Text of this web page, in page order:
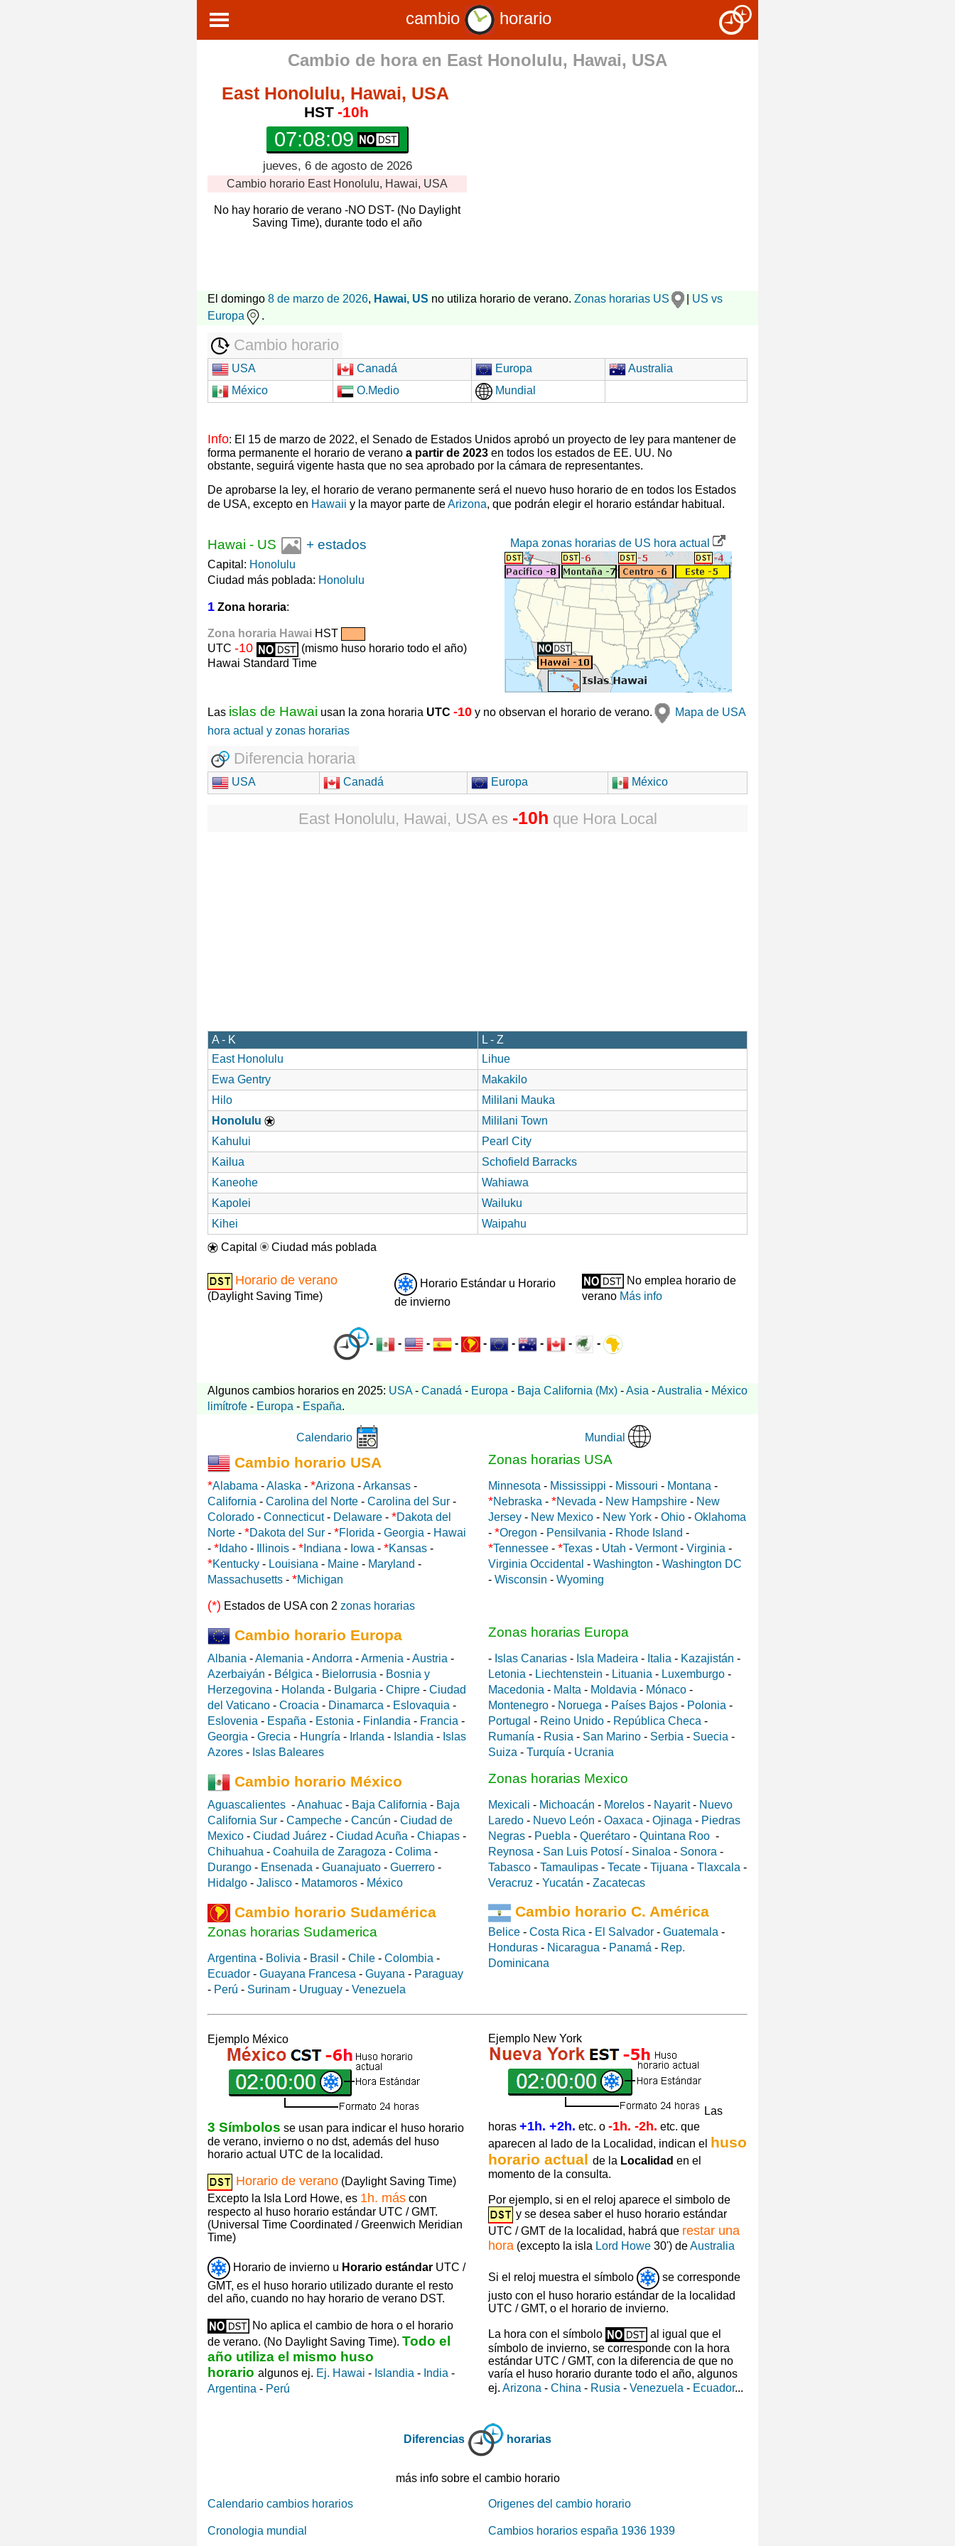
cambio horario
Cambio de hora en East Honolulu, Hawai, USA
East Honolulu, Hawai, USA
HST -10h
07:08:10
jueves, 6 de agosto de 2026
Cambio horario East Honolulu, Hawai, USA
No hay horario de verano -NO DST- (No Daylight
Saving Time), durante todo el año
El domingo 8 de marzo de 2026, Hawai, US no utiliza horario de verano. Zonas horarias US
US vs
Europa
.
Cambio horario
USA Canadá Europa
Australia
México
O.Medio Mundial
Info: El 15 de marzo de 2022, el Senado de Estados Unidos aprobó un proyecto de ley para mantener de
forma permanente el horario de verano a partir de 2023 en todos los estados de EE. UU. No
obstante, seguirá vigente hasta que no sea aprobado por la cámara de representantes.
De aprobarse la ley, el horario de verano permanente será el nuevo huso horario de en todos los Estados
de USA, excepto en Hawaii y la mayor parte deArizona, que podrán elegir el horario estándar habitual.
Hawai - US + estados
Capital: Honolulu
Ciudad más poblada: Honolulu
1 Zona horaria:
Zona horaria Hawai HST
UTC -10
(mismo huso horario todo el año)
Hawai Standard Time
Mapa zonas horarias de US hora actual
Las islas de Hawai usan la zona horaria UTC -10 y no observan el horario de verano.
Mapa de USA
hora actual y zonas horarias
Diferencia horaria
USA Canadá Europa México
East Honolulu, Hawai, USAes -10h que Hora Local
A - K
L - Z
East Honolulu
Lihue
Ewa Gentry
Makakilo
Hilo
Mililani Mauka
Honolulu
Mililani Town
Kahului
Pearl City
Kailua
Schofield Barracks
Kaneohe
Wahiawa
Kapolei
Wailuku
Kihei
Waipahu
Capital
Ciudad más poblada
Horario de verano
(Daylight Saving Time)
Horario Estándar u Horario
de invierno
No emplea horario de
verano Más info
- - - - - - - - -
Algunos cambios horarios en 2025: USA- Canadá - Europa - Baja California (Mx) -Asia -Australia - México
limítrofe - Europa - España.
Calendario Mundial
Cambio horario USA Zonas horarias USA
*Alabama -Alaska - *Arizona -Arkansas -
California - Carolina del Norte - Carolina del Sur -
Colorado - Connecticut- Delaware - *Dakota del
Norte - *Dakota del Sur - *Florida - Georgia - Hawai
- * Idaho - Illinois - * Indiana - Iowa - *Kansas -
*Kentucky - Louisiana - Maine - Maryland -
Massachusetts - *Michigan
Minnesota - Mississippi - Missouri - Montana -
*Nebraska - *Nevada - New Hampshire - New
Jersey - New Mexico - New York - Ohio - Oklahoma
- *Oregon - Pensilvania - Rhode Island -
*Tennessee - *Texas - Utah - Vermont- Virginia -
Virginia Occidental - Washington - Washington DC
- Wisconsin - Wyoming
(*) Estados de USA con 2 zonas horarias
Cambio horario Europa Zonas horarias Europa
Albania -Alemania -Andorra -Armenia -Austria -
Azerbaiyán - Bélgica - Bielorrusia - Bosnia y
Herzegovina - Holanda - Bulgaria - Chipre - Ciudad
del Vaticano - Croacia - Dinamarca - Eslovaquia -
Eslovenia - España - Estonia - Finlandia - Francia -
Georgia - Grecia - Hungría - Irlanda - Islandia - Islas
Azores - Islas Baleares
- Islas Canarias - Isla Madeira - Italia - Kazajistán -
Letonia - Liechtenstein - Lituania - Luxemburgo -
Macedonia - Malta - Moldavia - Mónaco -
Montenegro - Noruega - Países Bajos - Polonia -
Portugal - Reino Unido - República Checa -
Rumanía - Rusia - San Marino - Serbia - Suecia -
Suiza - Turquía - Ucrania
Cambio horario México Zonas horarias Mexico
Aguascalientes -Anahuac - Baja California - Baja
California Sur - Campeche - Cancún - Ciudad de
Mexico - Ciudad Juárez - Ciudad Acuña - Chiapas -
Chihuahua - Coahuila de Zaragoza - Colima -
Durango - Ensenada - Guanajuato - Guerrero -
Hidalgo - Jalisco - Matamoros - México
Mexicali - Michoacán - Morelos - Nayarit- Nuevo
Laredo - Nuevo León - Oaxaca - Ojinaga - Piedras
Negras - Puebla - Querétaro - Quintana Roo -
Reynosa - San Luis Potosí - Sinaloa - Sonora -
Tabasco - Tamaulipas - Tecate - Tijuana - Tlaxcala -
Veracruz - Yucatán - Zacatecas
Cambio horario Sudamérica
Zonas horarias Sudamerica
Argentina - Bolivia - Brasil - Chile - Colombia -
Ecuador - Guayana Francesa - Guyana - Paraguay
- Perú - Surinam - Uruguay - Venezuela
Cambio horario C. América
Belice - Costa Rica - El Salvador - Guatemala -
Honduras - Nicaragua - Panamá - Rep.
Dominicana
Ejemplo México
3 Símbolos se usan para indicar el huso horario
de verano, invierno o no dst, además del huso
horario actual UTC de la localidad.
Horario de verano (Daylight Saving Time)
Excepto la Isla Lord Howe, es 1h. más con
respecto al huso horario estándar UTC / GMT.
(Universal Time Coordinated / Greenwich Meridian
Time)
Horario de invierno u Horario estándar UTC /
GMT, es el huso horario utilizado durante el resto
del año, cuando no hay horario de verano DST.
No aplica el cambio de hora o el horario
de verano. (No Daylight Saving Time). Todo el
año utiliza el mismo huso
horario algunos ej. Ej. Hawai - Islandia - India -
Argentina - Perú
Ejemplo New York
Las
horas +1h. +2h. etc. o -1h. -2h. etc. que
aparecen al lado de la Localidad, indican el huso
horario actual de la Localidad en el
momento de la consulta.
Por ejemplo, si en el reloj aparece el simbolo de
y se desea saber el huso horario estándar
UTC / GMT de la localidad, habrá que restar una
hora (excepto la isla Lord Howe 30') deAustralia
Si el reloj muestra el símbolo
se corresponde
justo con el huso horario estándar de la localidad
UTC / GMT, o el horario de invierno.
La hora con el símbolo
al igual que el
símbolo de invierno, se corresponde con la hora
estándar UTC / GMT, con la diferencia de que no
varía el huso horario durante todo el año, algunos
ej. Arizona - China - Rusia - Venezuela - Ecuador...
Diferencias horarias
más info sobre el cambio horario
Calendario cambios horarios
Cronologia mundial
Origenes del cambio horario
Cambios horarios españa 1936 1939